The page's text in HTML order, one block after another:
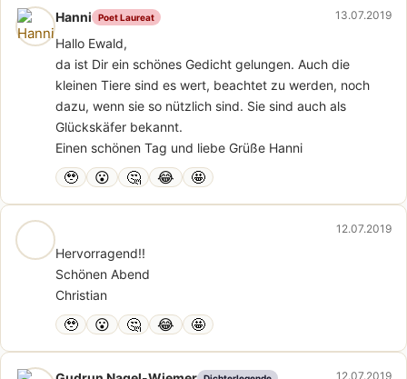
Hanni Poet Laureat 13.07.2019
Hallo Ewald,
da ist Dir ein schönes Gedicht gelungen. Auch die
kleinen Tiere sind es wert, beachtet zu werden, noch
dazu, wenn sie so nützlich sind. Sie sind auch als
Glückskäfer bekannt.
Einen schönen Tag und liebe Grüße Hanni
🥹 😮 🤔 😂 🤩
12.07.2019
Hervorragend!!
Schönen Abend
Christian
🥹 😮 🤔 😂 🤩
12.07.2019